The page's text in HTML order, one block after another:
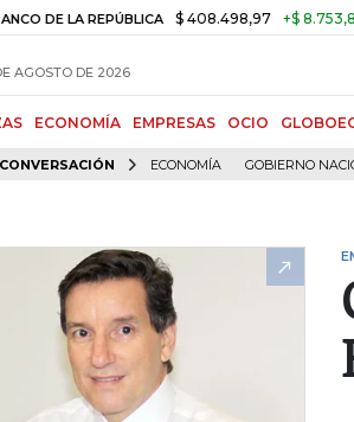
LA REPÚBLICA $ 408.498,97 +$ 8.753,81
AGOSTO DE 2026
ECONOMÍA EMPRESAS OCIO
ECONOMÍA GOBIERNO